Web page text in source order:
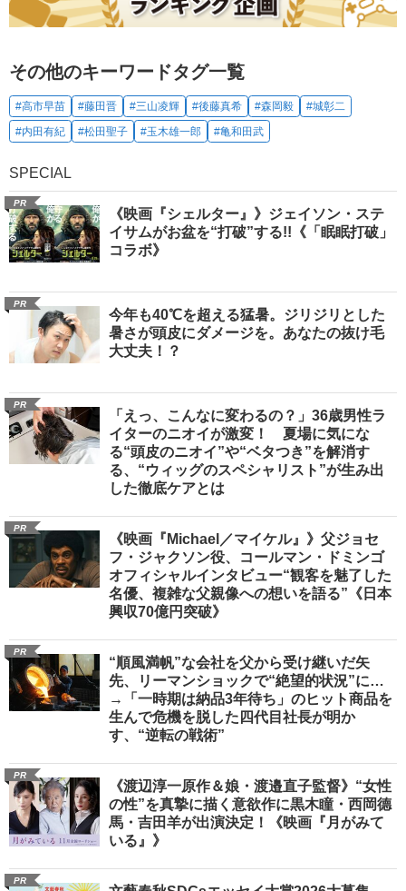
その他のキーワードタグ一覧
#高市早苗 #藤田晋 #三山凌輝 #後藤真希 #森岡毅
#城彰二
#内田有紀
#松田聖子 #玉木雄一郎 #亀和田武
SPECIAL
PR
《映画『シェルター』》ジェイソン・ステ
イサムがお盆を“打破”する!!《「眠眠打破」
コラボ》
PR
今年も40℃を超える猛暑。ジリジリとした
暑さが頭皮にダメージを。あなたの抜け毛
大丈夫！？
PR
「えっ、こんなに変わるの？」36歳男性ラ
イターのニオイが激変！ 夏場に気にな
る“頭皮のニオイ”や“ベタつき”を解消す
る、“ウィッグのスペシャリスト”が生み出
した徹底ケアとは
PR
《映画『Michael／マイケル』》父ジョセ
フ・ジャクソン役、コールマン・ドミンゴ
オフィシャルインタビュー“観客を魅了した
名優、複雑な父親像への想いを語る”《日本
興収70億円突破》
PR
“順風満帆”な会社を父から受け継いだ矢
先、リーマンショックで“絶望的状況”に…
→「一時期は納品3年待ち」のヒット商品を
生んで危機を脱した四代目社長が明か
す、“逆転の戦術”
PR
《渡辺淳一原作＆娘・渡邉直子監督》“女性
の性”を真摯に描く意欲作に黒木瞳・西岡德
馬・吉田羊が出演決定！《映画『月がみて
いる』》
PR